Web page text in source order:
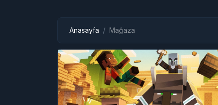
Anasayfa Mağaza